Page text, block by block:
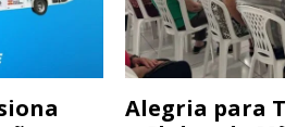
Alegria para